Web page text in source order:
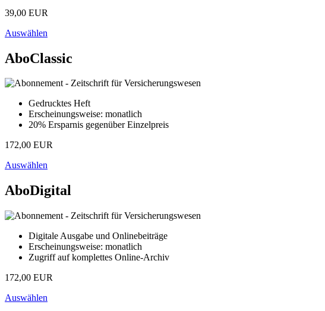
39,00 EUR
Auswählen
AboClassic
Gedrucktes Heft
Erscheinungsweise: monatlich
20% Ersparnis gegenüber Einzelpreis
172,00 EUR
Auswählen
AboDigital
Digitale Ausgabe und Onlinebeiträge
Erscheinungsweise: monatlich
Zugriff auf komplettes Online-Archiv
172,00 EUR
Auswählen